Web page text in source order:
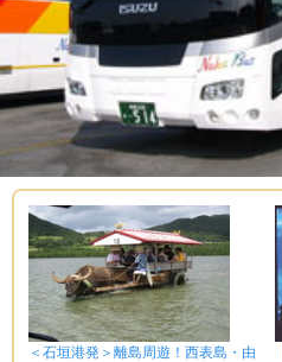
＜石垣港発＞離島周遊！西表島・由